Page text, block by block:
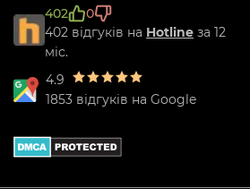
402
0
402 відгуків на Hotline за 12
міс.
4.9
1853 відгуків на Google